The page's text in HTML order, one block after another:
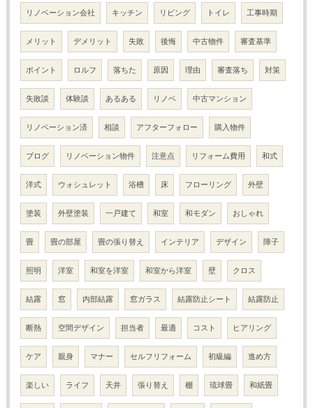
リノベーション会社 キッチン リビング トイレ 工事時期
メリット デメリット 失敗 後悔 中古物件 審査基準
ポイント ロルフ 落ちた 原因 理由 審査落ち 対策
失敗談 体験談 あるある リノベ 中古マンション
リノベーション済 相談 アフターフォロー 購入物件
ブログ リノベーション物件 注意点 リフォーム費用 和式
洋式 ウォシュレット 浴槽 床 フローリング 外壁
塗装 外壁塗装 一戸建て 和室 和モダン おしゃれ
畳 畳の部屋 畳の張り替え インテリア デザイン 障子
照明 洋室 和室を洋室 和室から洋室 壁 クロス
結露 窓 内部結露 窓ガラス 結露防止シート 結露防止
断熱 空間デザイン 担当者 最適 コスト ヒアリング
ケア 親身 マナー セルフリフォーム 初級編 進め方
楽しい ライフ 天井 張り替え 棚 琉球畳 和紙畳